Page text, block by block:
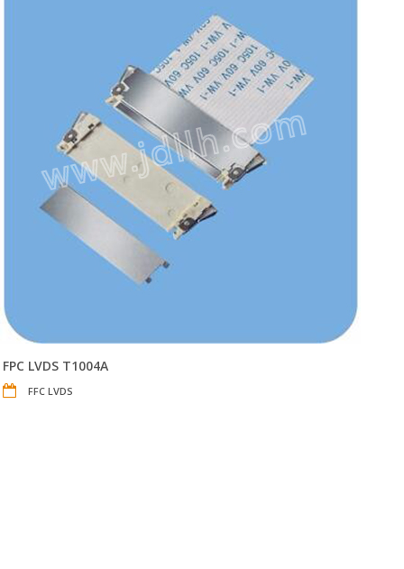
FPC LVDS T1004A
FFC LVDS